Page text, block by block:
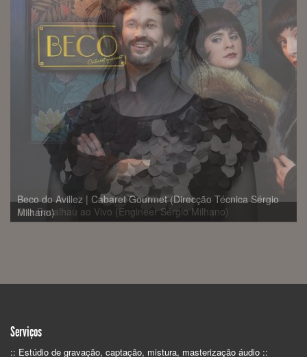
Beco do Avillez | Cabaret Gourmet (Direcção Técnica Sérgio
Milhano)
Serviços
:: Estúdio de gravação, captação, mistura, masterização áudio ::